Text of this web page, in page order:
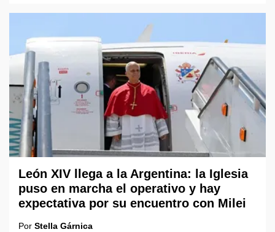
León XIV llega a la Argentina: la Iglesia
puso en marcha el operativo y hay
expectativa por su encuentro con Milei
Por Stella Gárnica